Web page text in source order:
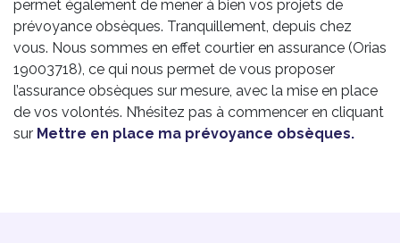
permet également de mener à bien vos projets de
prévoyance obsèques. Tranquillement, depuis chez
vous. Nous sommes en effet courtier en assurance (Orias
19003718), ce qui nous permet de vous proposer
l’assurance obsèques sur mesure, avec la mise en place
de vos volontés. N’hésitez pas à commencer en cliquant
sur Mettre en place ma prévoyance obsèques.